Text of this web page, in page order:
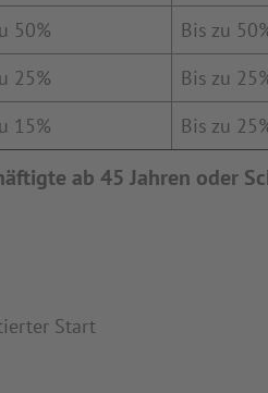
50%
Bis zu
25%
Bis zu
15% Bis zu
ab 45 Jahren oder
Start